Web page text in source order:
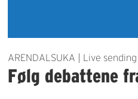
ARENDALSUKA | Live sending
Følg debattene